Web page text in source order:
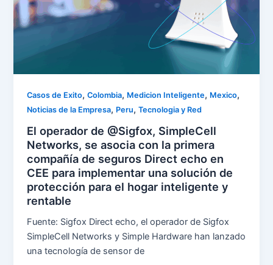
Casos de Exito,Colombia, Medicion Inteligente, Mexico,
Noticias de la Empresa, Peru,Tecnologia y Red
El operador de @Sigfox, SimpleCell
Networks, se asocia con la primera
compañía de seguros Direct echo en
CEE para implementar una solución de
protección para el hogar inteligente y
rentable
Fuente: Sigfox Direct echo, el operador de Sigfox
SimpleCell Networks y Simple Hardware han lanzado
una tecnología de sensor de